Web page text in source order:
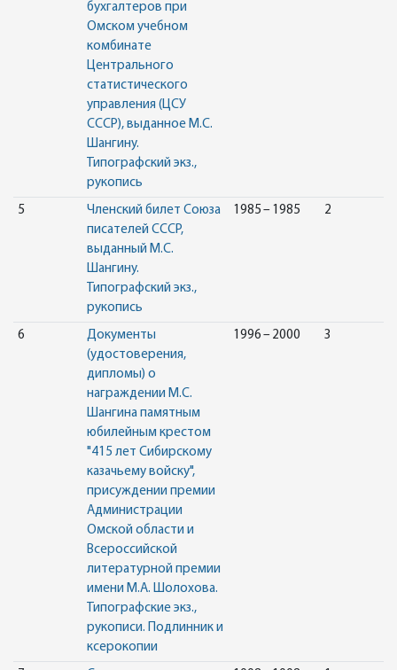
бухгалтеров при
Омском учебном
комбинате
Центрального
статистического
управления (ЦСУ
СССР), выданное М.С.
Шангину.
Типографский экз.,
рукопись
5
Членский билет Союза
писателей СССР,
выданный М.С.
Шангину.
Типографский экз.,
рукопись
1985 – 1985 2
6
Документы
(удостоверения,
дипломы) о
награждении М.С.
Шангина памятным
юбилейным крестом
"415 лет Сибирскому
казачьему войску",
присуждении премии
Администрации
Омской области и
Всероссийской
литературной премии
имени М.А. Шолохова.
Типографские экз.,
рукописи. Подлинник и
ксерокопии
1996 – 2000 3